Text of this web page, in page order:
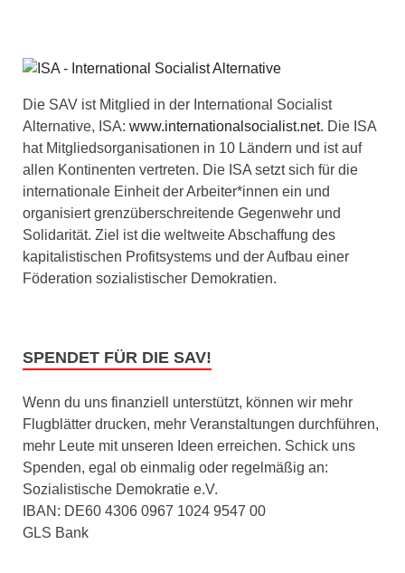
Die SAV ist Mitglied in der International Socialist
Alternative, ISA: www.internationalsocialist.net. Die ISA
hat Mitgliedsorganisationen in 10 Ländern und ist auf
allen Kontinenten vertreten. Die ISA setzt sich für die
internationale Einheit der Arbeiter*innen ein und
organisiert grenzüberschreitende Gegenwehr und
Solidarität. Ziel ist die weltweite Abschaffung des
kapitalistischen Profitsystems und der Aufbau einer
Föderation sozialistischer Demokratien.
SPENDET FÜR DIE SAV!
Wenn du uns finanziell unterstützt, können wir mehr
Flugblätter drucken, mehr Veranstaltungen durchführen,
mehr Leute mit unseren Ideen erreichen. Schick uns
Spenden, egal ob einmalig oder regelmäßig an:
Sozialistische Demokratie e.V.
IBAN: DE60 4306 0967 1024 9547 00
GLS Bank